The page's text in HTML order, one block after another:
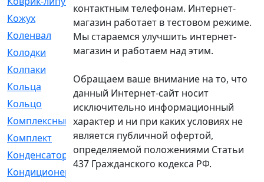
Кожух
[4]
Коленвал
[38]
Колодки
[2151]
Колпаки
Кольца
[1164]
Кольцо
[272]
Комплексный
[1]
Комплект
[196]
Конденсатор
[1]
Кондиционер
[2]
контактным телефонам. Интернет-
магазин работает в тестовом режиме.
Мы стараемся улучшить интернет-
магазин и работаем над этим.
Обращаем ваше внимание на то, что
данный Интернет-сайт носит
исключительно информационный
характер и ни при каких условиях не
является публичной офертой,
определяемой положениями Статьи
437 Гражданского кодекса РФ.